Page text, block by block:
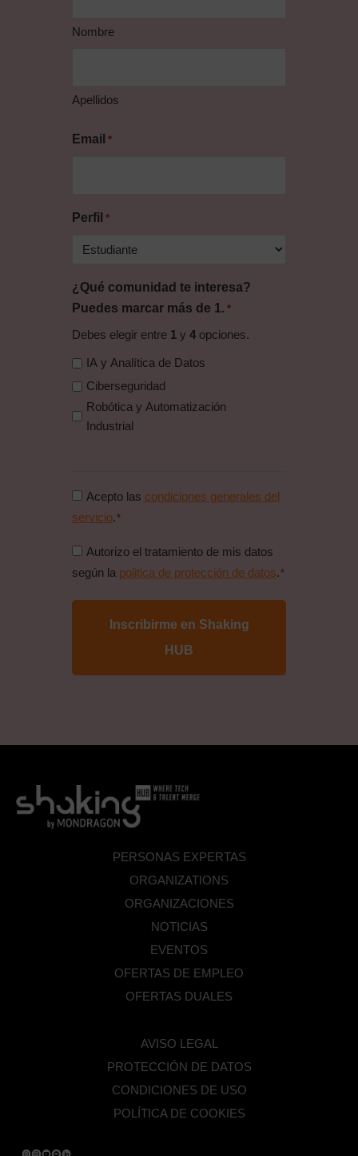
Nombre
Apellidos
Email *
Perfil *
¿Qué comunidad te interesa?
Puedes marcar más de 1. *
Debes elegir entre 1y 4opciones.
IA y Analítica de Datos
Ciberseguridad
Robótica y Automatización
Industrial
Consentimiento
condiciones
*
Acepto las condiciones generales del
servicio. *
Consentimiento
politica
*
Autorizo el tratamiento de mis datos
según la politica de protección de datos. *
PERSONAS EXPERTAS
ORGANIZATIONS
ORGANIZACIONES
NOTICIAS
EVENTOS
OFERTAS DE EMPLEO
OFERTAS DUALES
AVISO LEGAL
PROTECCIÓN DE DATOS
CONDICIONES DE USO
POLÍTICA DE COOKIES